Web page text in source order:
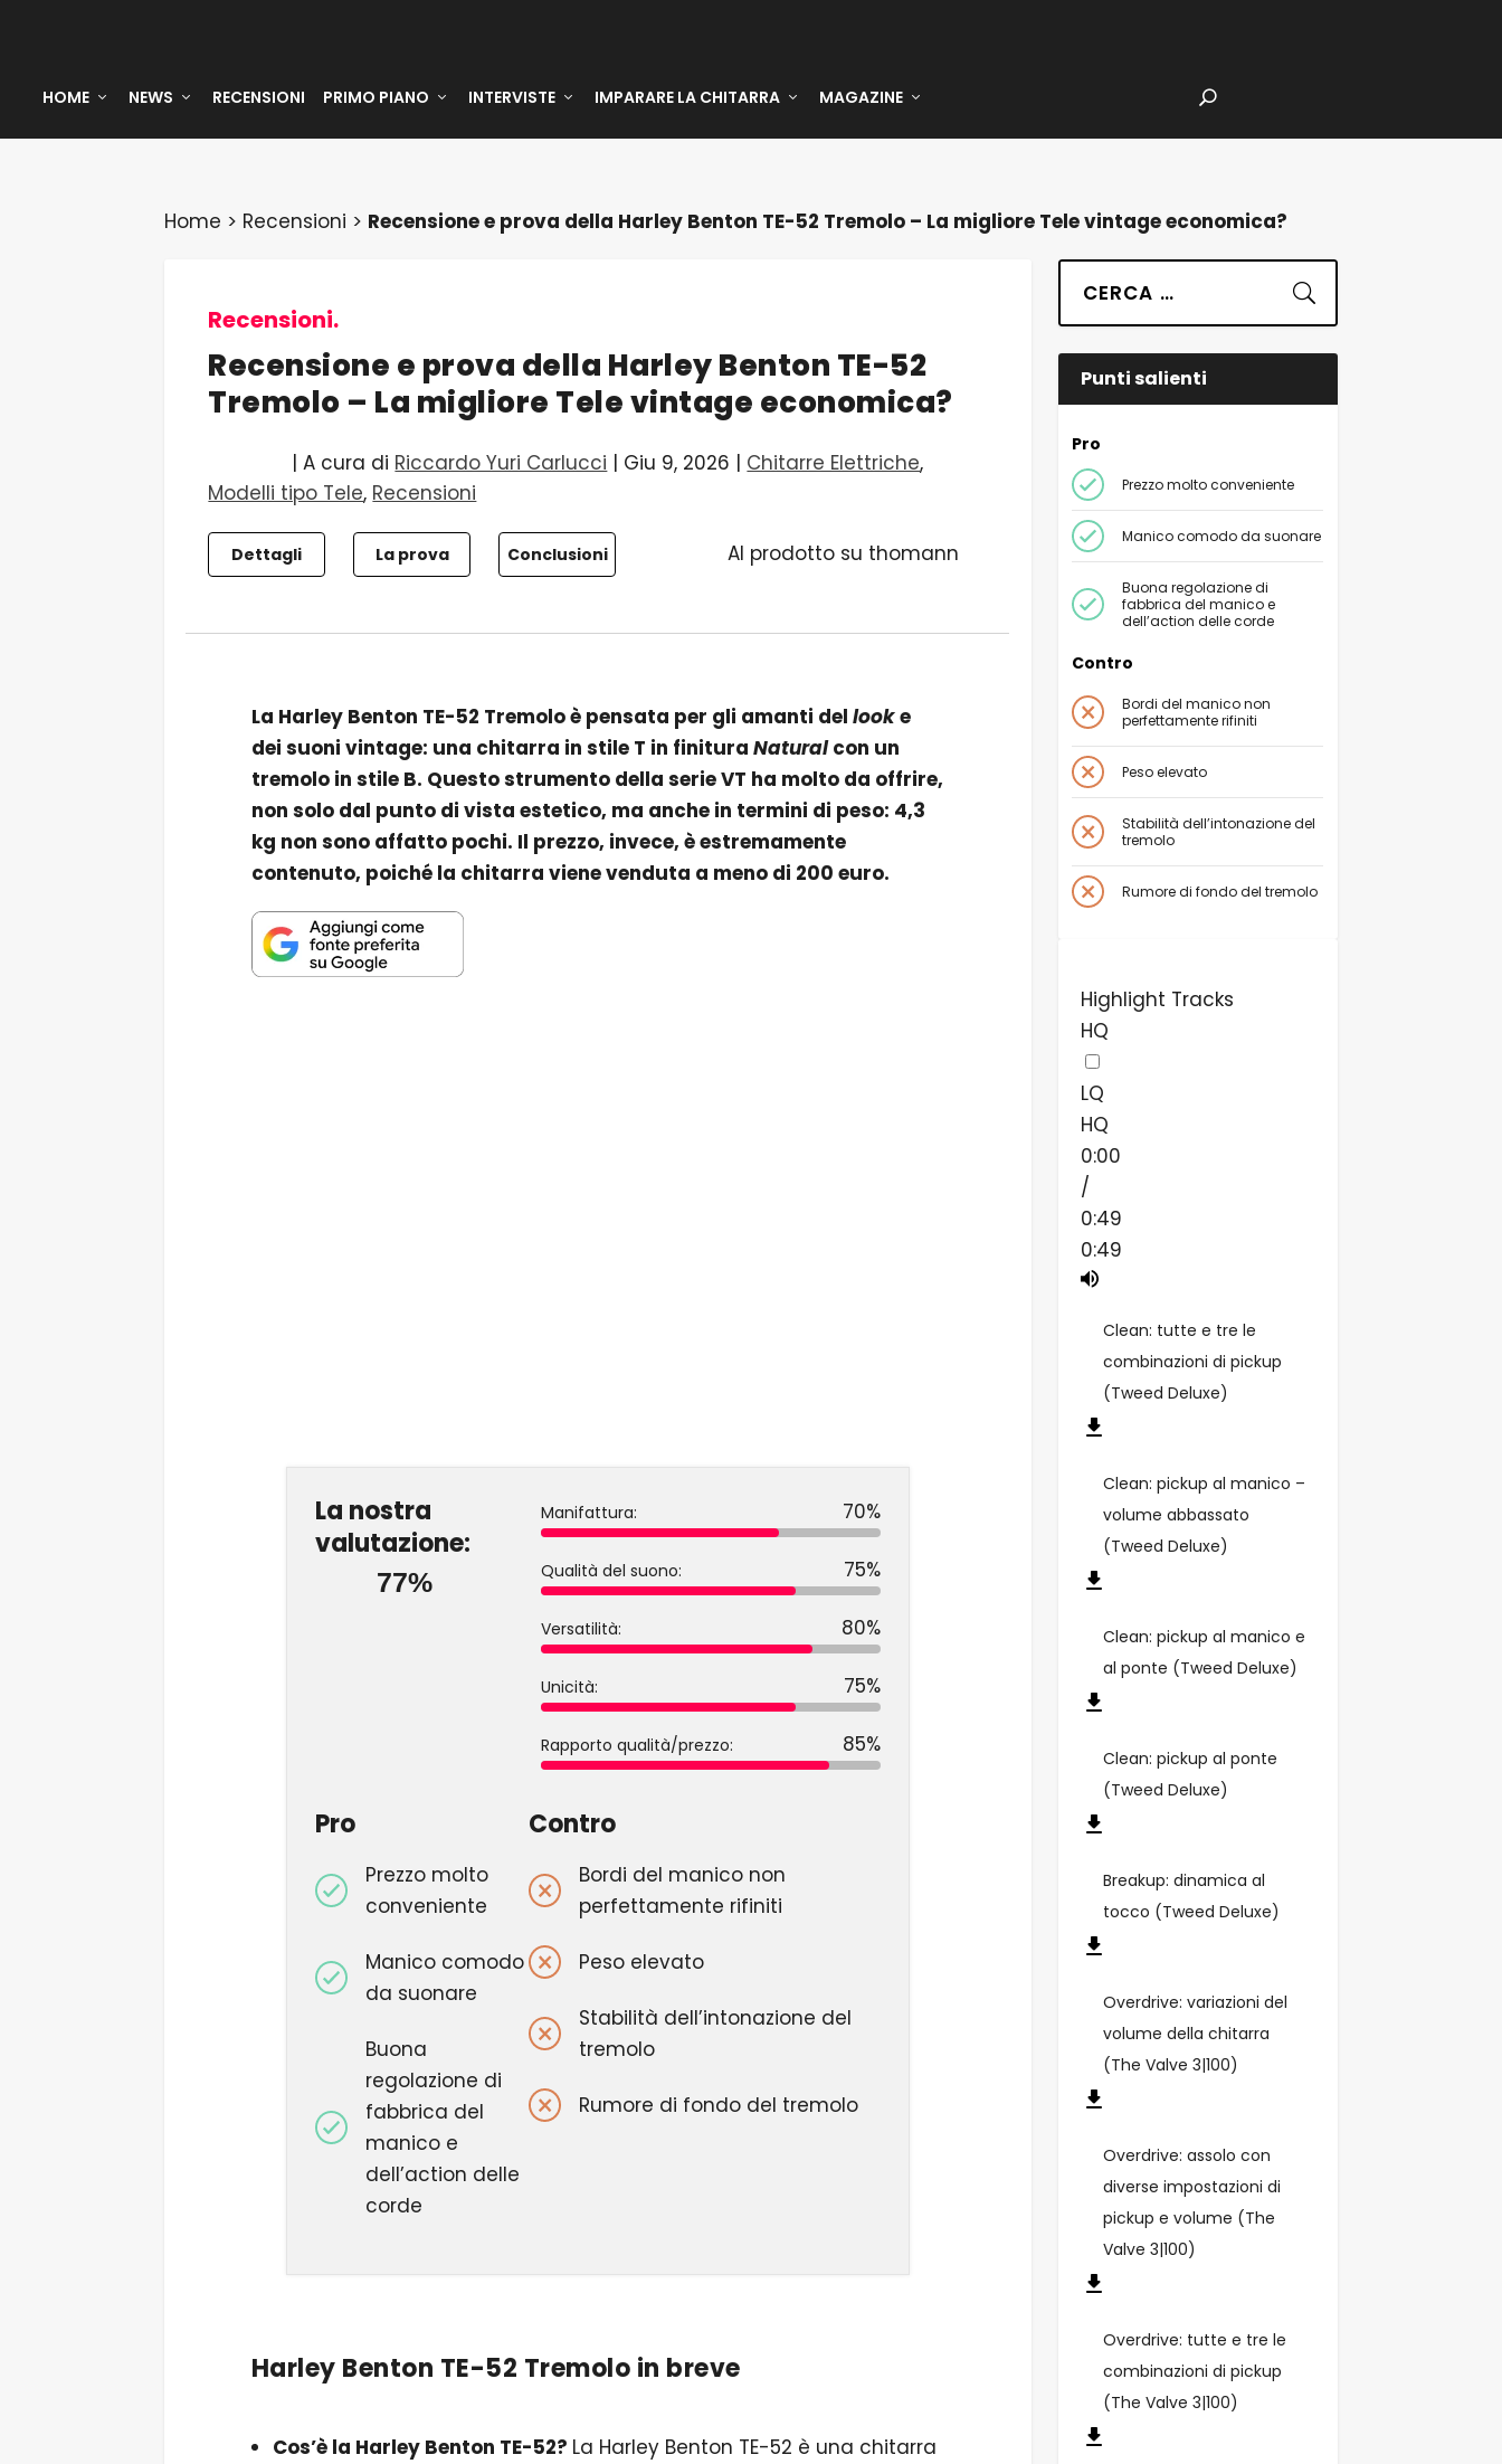
HOME NEWS RECENSIONI PRIMO PIANO INTERVISTE IMPARARE LA CHITARRA MAGAZINE
Home > Recensioni > Recensione e prova della Harley Benton TE-52 Tremolo – La migliore Tele vintage economica?
Recensioni.
Recensione e prova della Harley Benton TE-52
Tremolo – La migliore Tele vintage economica?
| A cura di Riccardo Yuri Carlucci | Giu 9, 2026 | Chitarre Elettriche,
Modelli tipo Tele, Recensioni
Dettagli La prova Conclusioni Al prodotto su thomann
La Harley Benton TE-52 Tremolo è pensata per gli amanti del looke
dei suoni vintage: una chitarra in stile T in finitura Naturalcon un
tremolo in stile B. Questo strumento della serie VT ha molto da offrire,
non solo dal punto di vista estetico, ma anche in termini di peso: 4,3
kg non sono affatto pochi. Il prezzo, invece, è estremamente
contenuto, poiché la chitarra viene venduta a meno di 200 euro.
La nostra
valutazione:
77%
Manifattura: 70%
Qualità del suono: 75%
Versatilità: 80%
Unicità: 75%
Rapporto qualità/prezzo: 85%
Pro
Prezzo molto
conveniente
Manico comodo
da suonare
Buona
regolazione di
fabbrica del
manico e
dell’action delle
corde
Contro
Bordi del manico non
perfettamente rifiniti
Peso elevato
Stabilità dell’intonazione del
tremolo
Rumore di fondo del tremolo
Harley Benton TE-52 Tremolo in breve
Cos’è la Harley Benton TE-52? La Harley Benton TE-52 è una chitarra
Suchen
Punti salienti
Pro
Prezzo molto conveniente
Manico comodo da suonare
Buona regolazione di
fabbrica del manico e
dell’actiondelle corde
Contro
Bordi del manico non
perfettamente rifiniti
Peso elevato
Stabilità dell’intonazione del
tremolo
Rumore di fondo del tremolo
Highlight Tracks
HQ
LQ
HQ
0:00
/
0:49
0:49
Clean: tutte e tre le
combinazioni di pickup
(Tweed Deluxe)
Clean: pickup al manico –
volume abbassato
(Tweed Deluxe)
Clean: pickup al manico e
al ponte (Tweed Deluxe)
Clean: pickup al ponte
(Tweed Deluxe)
Breakup: dinamica al
tocco (Tweed Deluxe)
Overdrive: variazioni del
volume della chitarra
(The Valve 3|100)
Overdrive: assolo con
diverse impostazioni di
pickup e volume (The
Valve 3|100)
Overdrive: tutte e tre le
combinazioni di pickup
(The Valve 3|100)